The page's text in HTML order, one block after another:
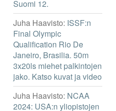
Suomi 12.
Juha Haavisto: ISSF:n
Final Olympic
Qualification Rio De
Janeiro, Brasilia. 50m
3x20ls miehet palkintojen
jako. Katso kuvat ja video
Juha Haavisto: NCAA
2024: USA:n yliopistojen